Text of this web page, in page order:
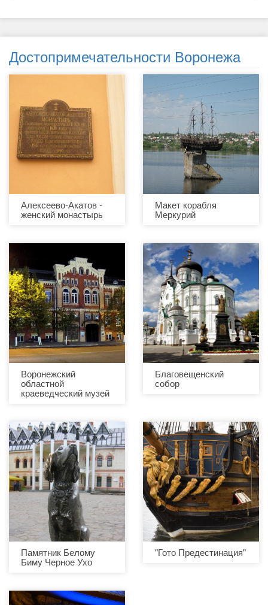
Достопримечательности Воронежа
Алексеево-Акатов -
женский монастырь
Макет корабля
Меркурий
Воронежский
областной
краеведческий музей
Благовещенский
собор
Памятник Белому
Биму Черное Ухо
"Гото Предестинация"